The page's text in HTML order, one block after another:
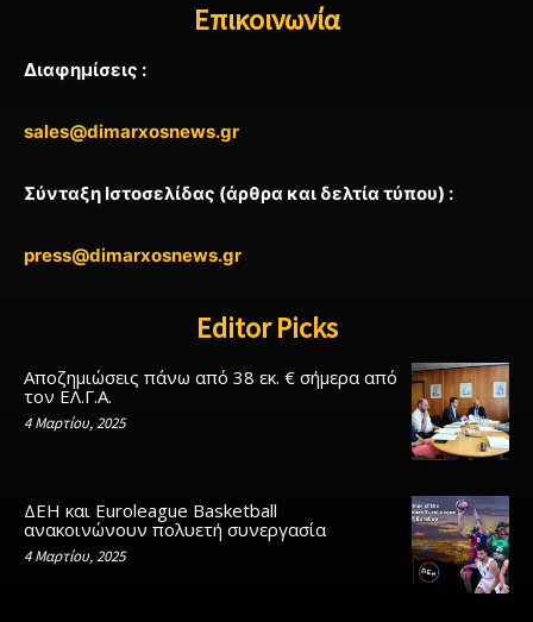
Επικοινωνία
Διαφημίσεις :
sales@dimarxosnews.gr
Σύνταξη Ιστοσελίδας (άρθρα και δελτία τύπου) :
press@dimarxosnews.gr
Editor Picks
Αποζημιώσεις πάνω από 38 εκ. € σήμερα από
τον ΕΛ.Γ.Α.
4 Μαρτίου, 2025
ΔΕΗ και Euroleague Basketball
ανακοινώνουν πολυετή συνεργασία
4 Μαρτίου, 2025